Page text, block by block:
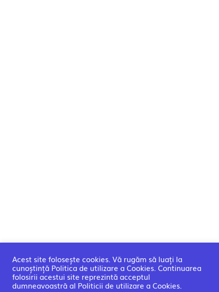
Acest site folosește cookies. Vă rugăm să luați la
cunoștință Politica de utilizare a Cookies. Continuarea
folosirii acestui site reprezintă acceptul
dumneavoastră al Politicii de utilizare a Cookies.